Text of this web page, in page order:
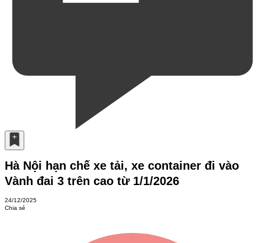
Hà Nội hạn chế xe tải, xe container đi vào
Vành đai 3 trên cao từ 1/1/2026
24/12/2025
Chia sẻ